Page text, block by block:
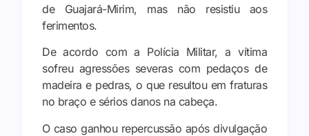
de Guajará-Mirim, mas não resistiu aos
ferimentos.
De acordo com a Polícia Militar, a vítima
sofreu agressões severas com pedaços de
madeira e pedras, o que resultou em fraturas
no braço e sérios danos na cabeça.
O caso ganhou repercussão após divulgação